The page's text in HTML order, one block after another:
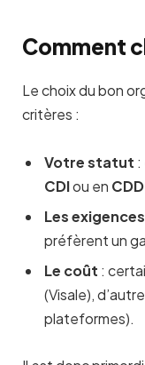
Comment
Le choix du bon
critères :
Votre statut :
CDIou en CDD
Les
préfèrent un
Le coût :
(Visale),
plateformes).